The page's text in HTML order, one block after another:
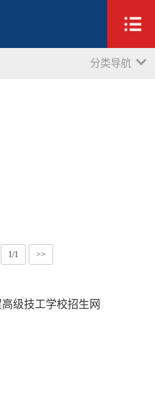
分类导航
1/1 >>
级技工学校招生网